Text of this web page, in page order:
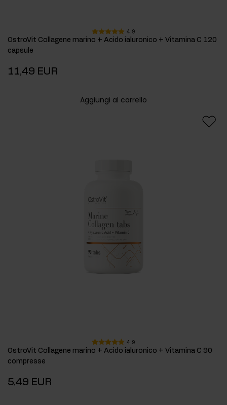
4.9
OstroVit Collagene marino + Acido ialuronico + Vitamina C 120
capsule
11,49 EUR
Aggiungi al carrello
4.9
OstroVit Collagene marino + Acido ialuronico + Vitamina C 90
compresse
5,49 EUR